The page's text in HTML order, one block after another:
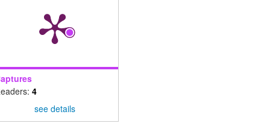
4
see details